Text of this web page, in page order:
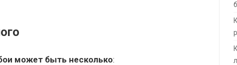
может быть несколько: